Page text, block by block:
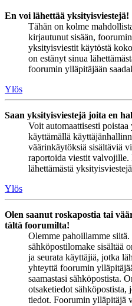
En voi lähettää yksityisviestejä!
Tähän on kolme
kirjautunut sisään,
yksityisviestit käytöstä
on estänyt sinua
foorumin ylläpitäjään
Ylös
Saan yksityisviestejä joita en
Voit automaattisesti
käyttämällä
väärinkäytöksiä sisältäviä
raportoida viestit valvojille.
lähettämästä
Ylös
Olen saanut roskapostia tai
tältä foorumilta!
Olemme pahoillamme
sähköpostilomake sisältää
ja seurata käyttäjiä, jotka
yhteyttä foorumin
saamastasi sähköpostista.
otsaketiedot sähköpostista,
tiedot. Foorumin ylläpitäjä